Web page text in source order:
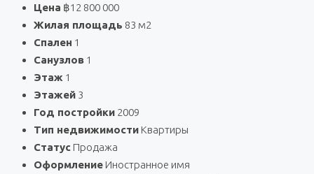
Цена ฿12 800 000
Жилая площадь 83 м2
Спален 1
Санузлов 1
Этаж 1
Этажей 3
Год постройки 2009
Тип недвижимости Квартиры
Статус Продажа
Оформление Иностранное имя